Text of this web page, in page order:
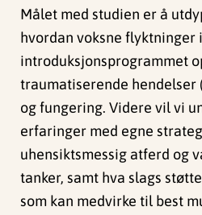
Målet med studien er å
hvordan voksne flyktninger i
introduksjonsprogrammet
traumatiserende
og fungering. Videre vil vi
erfaringer med egne
uhensiktsmessig atferd og
tanker, samt hva slags
som kan medvirke til best